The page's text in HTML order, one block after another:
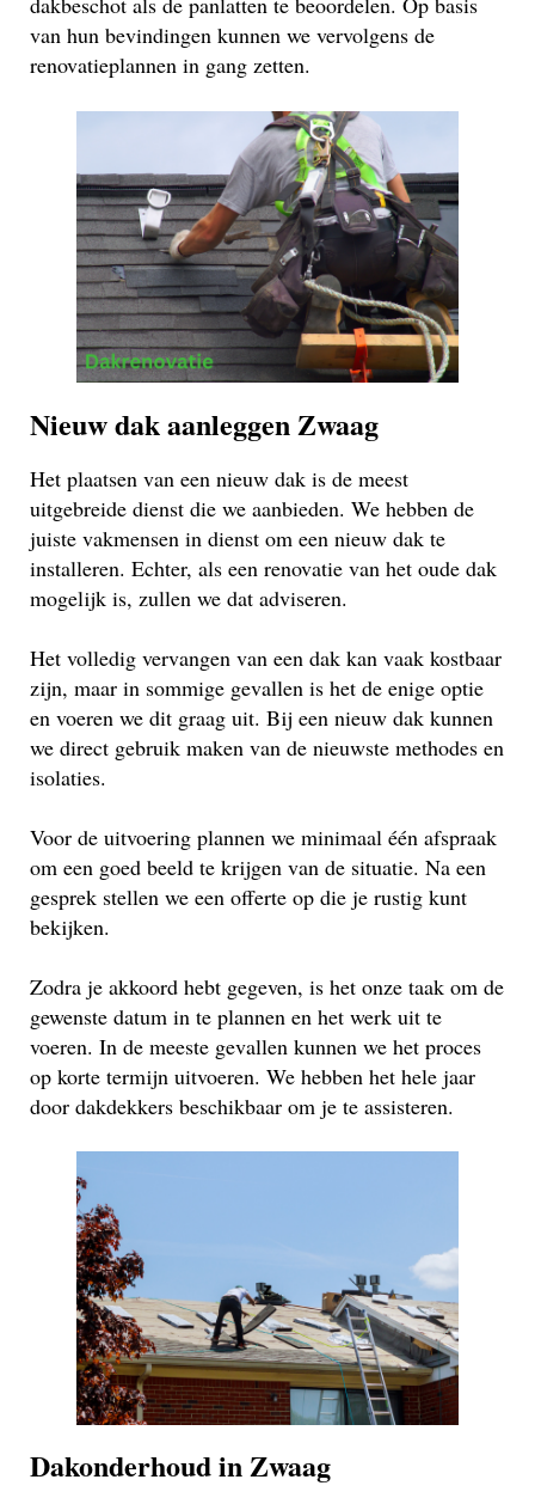
van hun bevindingen kunnen we vervolgens de
renovatieplannen in gang zetten.
Nieuw dak aanleggen Zwaag
Het plaatsen van een nieuw dak is de meest
uitgebreide dienst die we aanbieden. We hebben de
juiste vakmensen in dienst om een nieuw dak te
installeren. Echter, als een renovatie van het oude dak
mogelijk is, zullen we dat adviseren.
Het volledig vervangen van een dak kan vaak kostbaar
zijn, maar in sommige gevallen is het de enige optie
en voeren we dit graag uit. Bij een nieuw dak kunnen
we direct gebruik maken van de nieuwste methodes en
isolaties.
Voor de uitvoering plannen we minimaal één afspraak
om een goed beeld te krijgen van de situatie. Na een
gesprek stellen we een offerte op die je rustig kunt
bekijken.
Zodra je akkoord hebt gegeven, is het onze taak om de
gewenste datum in te plannen en het werk uit te
voeren. In de meeste gevallen kunnen we het proces
op korte termijn uitvoeren. We hebben het hele jaar
door dakdekkers beschikbaar om je te assisteren.
Dakonderhoud in Zwaag